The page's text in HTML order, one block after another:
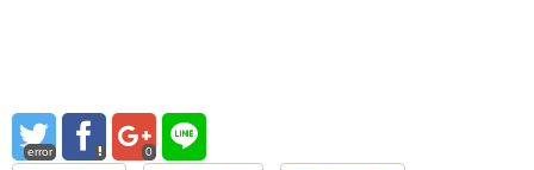
error 0